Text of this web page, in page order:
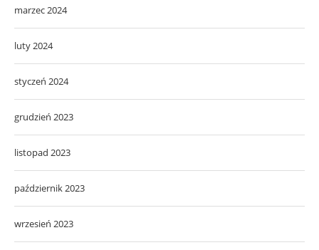
marzec 2024
luty 2024
styczeń 2024
grudzień 2023
listopad 2023
październik 2023
wrzesień 2023